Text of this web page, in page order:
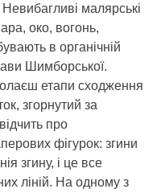
малярські
око, вогонь,
в органічній
Шимборської.
етапи сходження
згорнутий за
про
фігурок: згини
згину, і це все
ліній. На одному з